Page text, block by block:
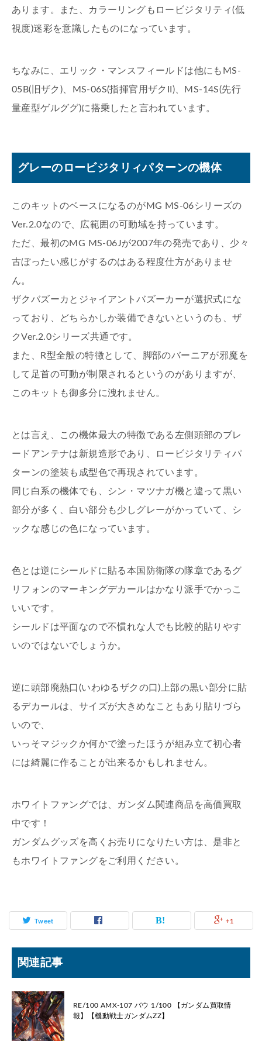
あります。また、カラーリングもロービジタリティ(低
視度)迷彩を意識したものになっています。
ちなみに、エリック・マンスフィールドは他にもMS-
05B(旧ザク)、MS-06S(指揮官用ザクII)、MS-14S(先行
量産型ゲルググ)に搭乗したと言われています。
グレーのロービジタリィパターンの機体
このキットのベースになるのがMG MS-06シリーズの
Ver.2.0なので、広範囲の可動域を持っています。
ただ、最初のMG MS-06Jが2007年の発売であり、少々
古ぼったい感じがするのはある程度仕方がありませ
ん。
ザクバズーカとジャイアントバズーカーが選択式にな
っており、どちらかしか装備できないというのも、ザ
クVer.2.0シリーズ共通です。
また、R型全般の特徴として、脚部のバーニアが邪魔を
して足首の可動が制限されるというのがありますが、
このキットも御多分に洩れません。
とは言え、この機体最大の特徴である左側頭部のブレ
ードアンテナは新規造形であり、ロービジタリティパ
ターンの塗装も成型色で再現されています。
同じ白系の機体でも、シン・マツナガ機と違って黒い
部分が多く、白い部分も少しグレーがかっていて、シ
ックな感じの色になっています。
色とは逆にシールドに貼る本国防衛隊の隊章であるグ
リフォンのマーキングデカールはかなり派手でかっこ
いいです。
シールドは平面なので不慣れな人でも比較的貼りやす
いのではないでしょうか。
逆に頭部廃熱口(いわゆるザクの口)上部の黒い部分に貼
るデカールは、サイズが大きめなこともあり貼りづら
いので、
いっそマジックか何かで塗ったほうが組み立て初心者
には綺麗に作ることが出来るかもしれません。
ホワイトファングでは、ガンダム関連商品を高価買取
中です！
ガンダムグッズを高くお売りになりたい方は、是非と
もホワイトファングをご利用ください。
Tweet +1
関連記事
RE/100 AMX-107 バウ 1/100 【ガンダム買取情
報】【機動戦士ガンダムZZ】